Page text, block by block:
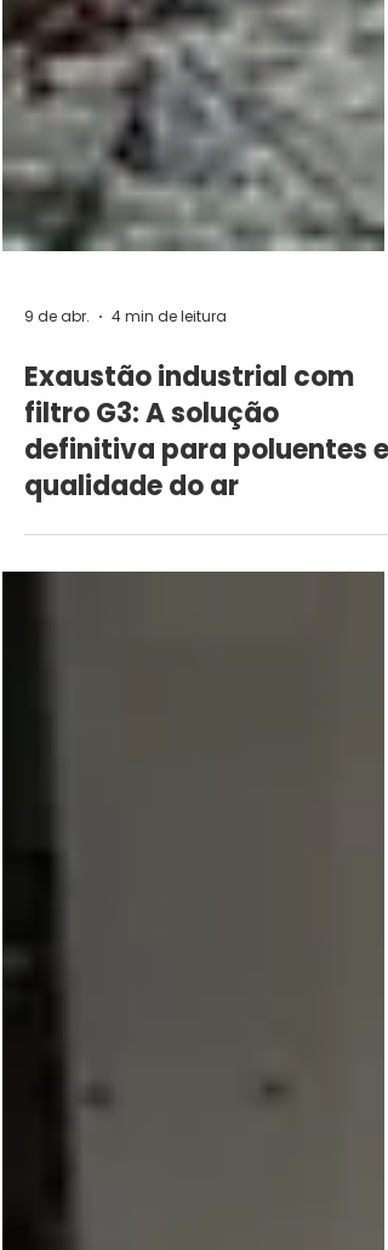
9 de abr. 4 min de leitura
Exaustão industrial com
filtro G3: A solução
definitiva para poluentes e
qualidade do ar